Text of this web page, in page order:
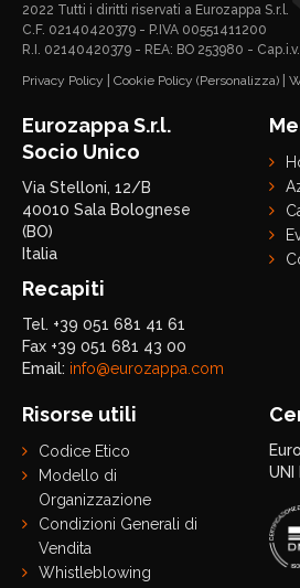
2022 Tutti i diritti riservati a Eurozappa S.r.l.
C.F. 02140420379 - P.IVA 00551411200
R.I. 02140420379 - REA: BO 253980 -
Privacy Policy
Cookie Policy (Personalizza)
Eurozappa S.r.l.
Socio Unico
Via Stelloni, 12/B
40010 Sala Bolognese
(BO)
Italia
Recapiti
Tel. +39 051 681 41 61
Fax +39 051 681 43 00
Email: info@eurozappa.com
Risorse utili
Codice Etico
Modello di
Organizzazione
Condizioni Generali di
Vendita
Whistleblowing
UNI